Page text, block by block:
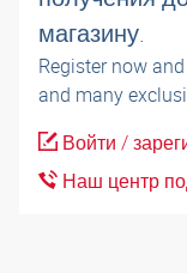
магазину.
Register now
and many
Войти /
Наш центр